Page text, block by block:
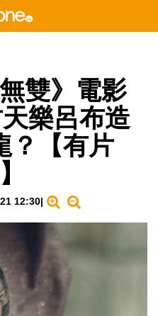
雙》電影
樂呂布造
？【有片
12:30|